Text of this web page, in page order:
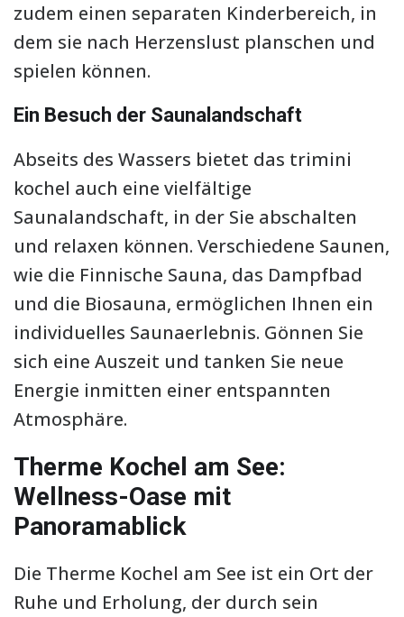
zudem einen separaten Kinderbereich, in
dem sie nach Herzenslust planschen und
spielen können.
Ein Besuch der Saunalandschaft
Abseits des Wassers bietet das trimini
kochel auch eine vielfältige
Saunalandschaft, in der Sie abschalten
und relaxen können. Verschiedene Saunen,
wie die Finnische Sauna, das Dampfbad
und die Biosauna, ermöglichen Ihnen ein
individuelles Saunaerlebnis. Gönnen Sie
sich eine Auszeit und tanken Sie neue
Energie inmitten einer entspannten
Atmosphäre.
Therme Kochel am See:
Wellness-Oase mit
Panoramablick
Die Therme Kochel am See ist ein Ort der
Ruhe und Erholung, der durch sein